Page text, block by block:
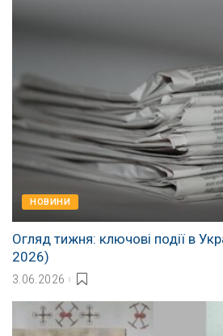
НОВИНИ
Огляд тижня: ключові події в
2026)
3.06.2026